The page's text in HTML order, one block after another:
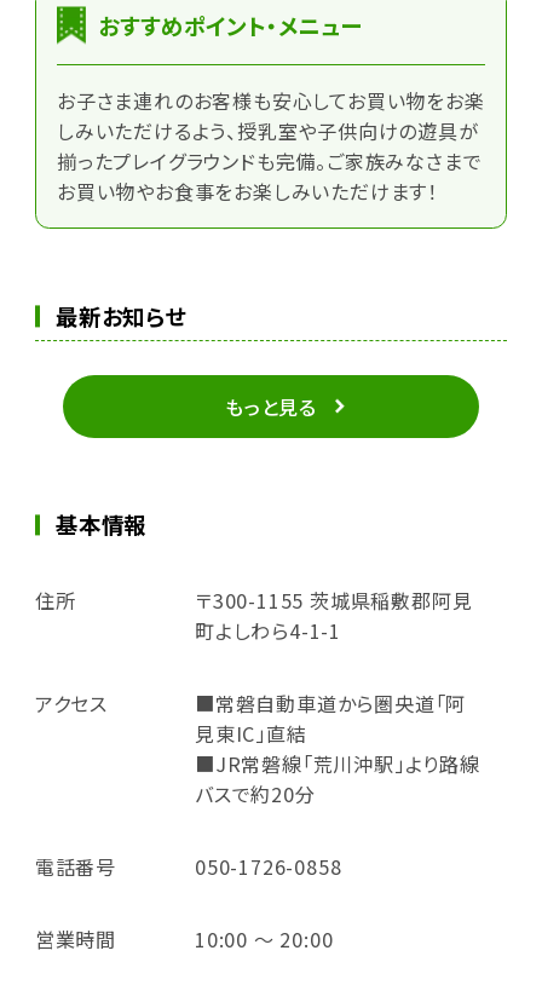
おすすめポイント・メニュー
お子さま連れのお客様も安心してお買い物をお楽
しみいただけるよう、授乳室や子供向けの遊具が
揃ったプレイグラウンドも完備。ご家族みなさまで
お買い物やお食事をお楽しみいただけます！
最新お知らせ
もっと見る
基本情報
住所
〒300-1155 茨城県稲敷郡阿見
町よしわら4-1-1
アクセス
■常磐自動車道から圏央道「阿
見東IC」直結
■JR常磐線「荒川沖駅」より路線
バスで約20分
電話番号 050-1726-0858
営業時間 10:00 ～ 20:00